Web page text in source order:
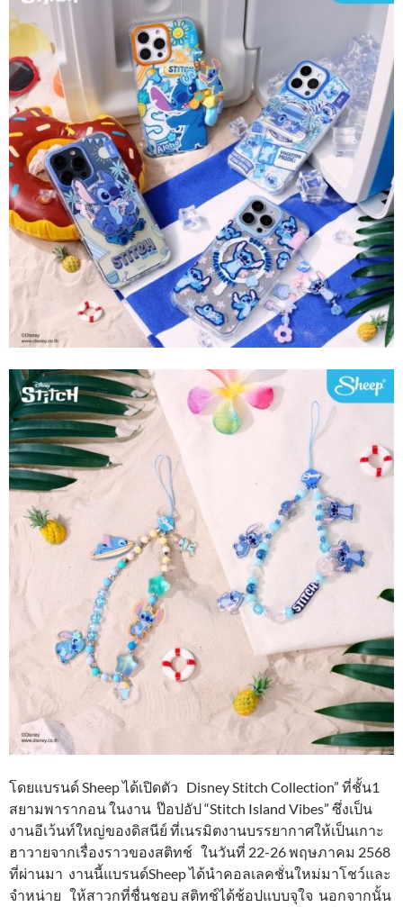
โดยแบรนด์ Sheep ได้เปิดตัว Disney Stitch Collection” ที่ชั้น1
สยามพารากอน ในงาน ป๊อปอัป “Stitch Island Vibes” ซึ่งเป็น
งานอีเว้นท์ใหญ่ของดิสนีย์ ที่เนรมิตงานบรรยากาศให้เป็นเกาะ
ฮาวายจากเรื่องราวของสติทช์ ในวันที่ 22-26 พฤษภาคม 2568
ที่ผ่านมา งานนี้แบรนด์Sheep ได้นำคอลเลคชั่นใหม่มาโชว์และ
จำหน่าย ให้สาวกที่ชื่นชอบ สติทช์ได้ช้อปแบบจุใจ นอกจากนั้น